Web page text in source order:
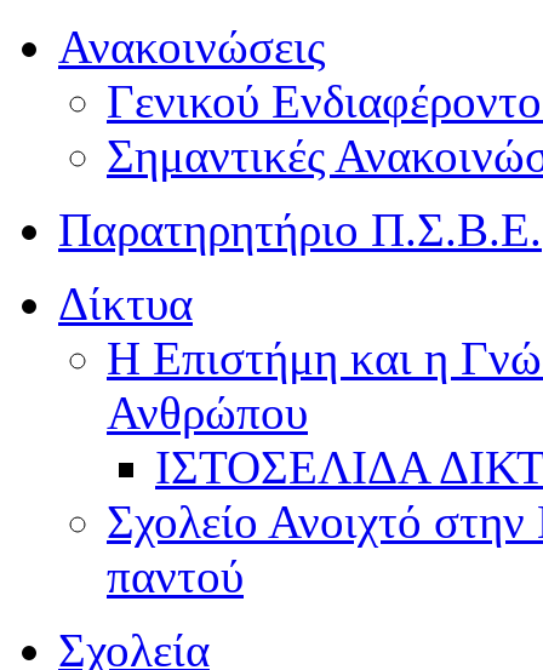
Ανακοινώσεις
Γενικού
Σημαντικές
Παρατηρητήριο Π.Σ.Β.Ε.
Δίκτυα
Η Επιστήμη και η
Ανθρώπου
ΙΣΤΟΣΕΛΙΔΑ
Σχολείο Ανοιχτό
παντού
Σχολεία